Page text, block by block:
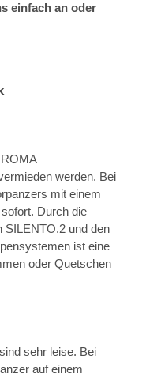
einfach an oder
werden. Bei
mit einem
Durch die
SILENTO.2 und den
ist eine
oder Quetschen
sehr leise. Bei
auf einem